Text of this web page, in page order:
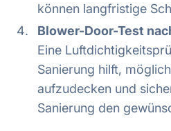
können langfristige
Blower-Door-Test
Eine
Sanierung hilft,
aufzudecken und
Sanierung den